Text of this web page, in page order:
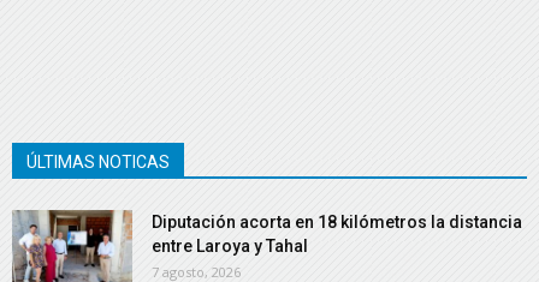
ÚLTIMAS NOTICAS
Diputación acorta en 18 kilómetros la distancia
entre Laroya y Tahal
7 agosto, 2026